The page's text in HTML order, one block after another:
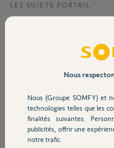
Volet
Sécurité
Domotique
LES SUJETS PORTAIL
Relevé des cotes
SGS pour le portail
Nous
Nous (Groupe SOMFY) et
technologies telles que les
finalités suivantes:
publicités, offrir une
notre trafic.